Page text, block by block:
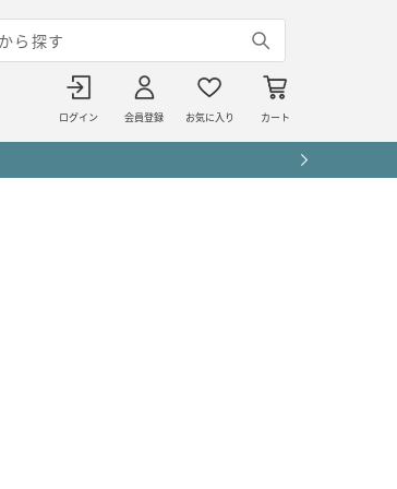
ログイン 会員登録 お気に入り カート